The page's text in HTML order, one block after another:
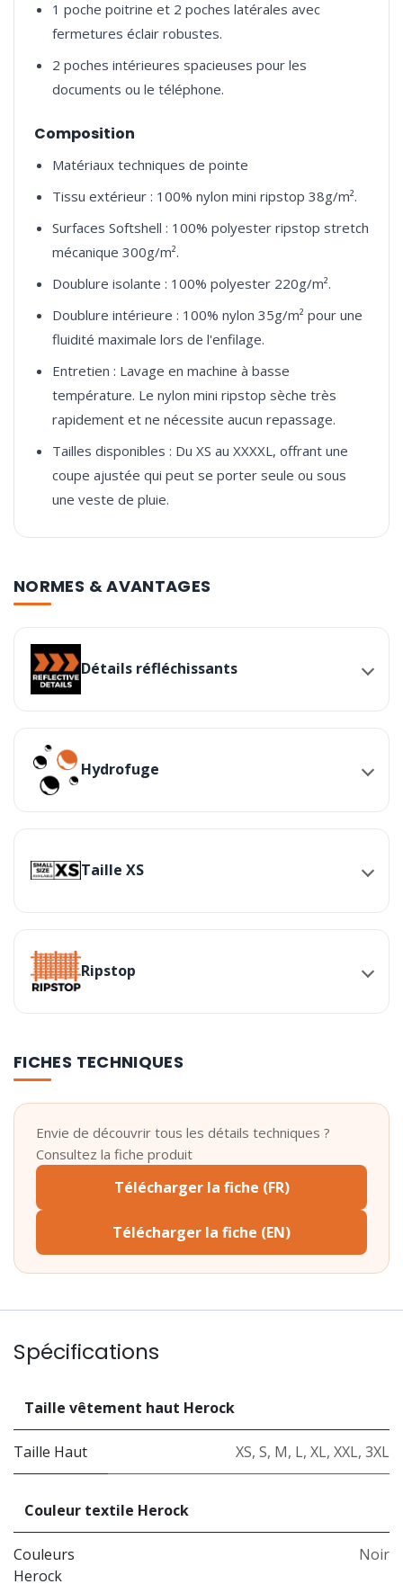
1 poche poitrine et 2 poches latérales avec
fermetures éclair robustes.
2 poches intérieures spacieuses pour les
documents ou le téléphone.
Composition
Matériaux techniques de pointe
Tissu extérieur : 100% nylon mini ripstop 38g/m².
Surfaces Softshell : 100% polyester ripstop stretch
mécanique 300g/m².
Doublure isolante : 100% polyester 220g/m².
Doublure intérieure : 100% nylon 35g/m² pour une
fluidité maximale lors de l'enfilage.
Entretien : Lavage en machine à basse
température. Le nylon mini ripstop sèche très
rapidement et ne nécessite aucun repassage.
Tailles disponibles : Du XS au XXXXL, offrant une
coupe ajustée qui peut se porter seule ou sous
une veste de pluie.
NORMES & AVANTAGES
Détails réfléchissants
Hydrofuge
Taille XS
Ripstop
FICHES TECHNIQUES
Envie de découvrir tous les détails techniques ?
Consultez la fiche produit
Télécharger la fiche (FR)
Télécharger la fiche (EN)
Spécifications
Taille vêtement haut Herock
Taille Haut XS, S, M, L, XL, XXL, 3XL
Couleur textile Herock
Couleurs
Herock
Noir